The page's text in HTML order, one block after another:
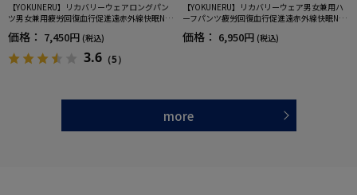
【YOKUNERU】リカバリーウェアロングパン
ツ男女兼用疲労回復血行促進遠赤外線快眠NA
NOMIX(R)【一般医療機器】SS～LLサイズ
価格： 7,450円 (税込)
3.6 （5）
【YOKUNERU】リカバリーウェア男女兼用ハ
ーフパンツ疲労回復血行促進遠赤外線快眠NA
NOMIX(R)【一般医療機器】SS～LLサイズ
価格： 6,950円 (税込)
more